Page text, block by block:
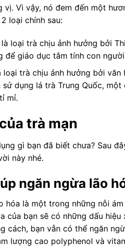
vị. Vì vậy, nó đem đến một
loại chính sau:
loại trà chịu ảnh hưởng bởi
để giáo dục tâm tính con
loại trà chịu ảnh hưởng bởi
sử dụng lá trà Trung Quốc,
mỉ.
trà mạn
gì bạn đã biết chưa? Sau
này nhé.
ngăn ngừa lão
hóa là một trong những nỗi
của bạn sẽ có những dấu
cách, bạn vẫn có thể ngăn
lượng cao polyphenol và